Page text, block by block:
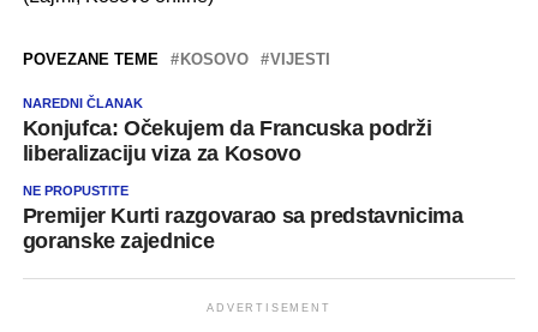
POVEZANE TEME KOSOVO VIJESTI
NAREDNI ČLANAK
Konjufca: Očekujem da Francuska podrži
liberalizaciju viza za Kosovo
NE PROPUSTITE
Premijer Kurti razgovarao sa predstavnicima
goranske zajednice
ADVERTISEMENT